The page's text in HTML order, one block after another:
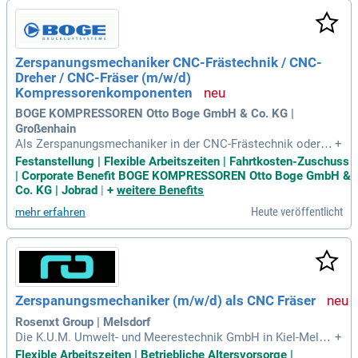
m bieten wir dir eine attraktive Vergütung, einschließlich ein
es garantierten 13. Monatsgehalts. Bewirb dich jetzt und sta
rte deine Karriere bei uns!
Zerspanungsmechaniker CNC-Frästechnik / CNC-
Dreher / CNC-Fräser (m/w/d)
Kompressorenkomponenten
BOGE KOMPRESSOREN Otto Boge GmbH & Co. KG |
Großenhain
Als Zerspanungsmechaniker in der CNC-Frästechnik oder al
s CNC-Dreher tragen Sie entscheidend zur Produktion hoch
wertiger Kompressorenkomponenten bei. In Ihrer modernen,
automatisierten Fertigungsumgebung bringen Sie Ihre Techn
Steuerung und Überwachung komplexer Zerspanungsprozes
se stellen Sie höchste Qualitätsstandards sicher. Selbststä
ndig richten Sie CNC-Maschinen ein und optimieren den Ma
schinenbetrieb durch regelmäßige Wartung. Zudem verantw
orten Sie die Qualitätssicherung, indem Sie Bauteile durch p
räzises Messen auf der 3D-Koordinatenmessmaschine prüf
en. Ihr Werkzeugmanagement sorgt für maximale Einsatzbe
reitschaft der Maschinen und trägt zur Effizienz des gesamt
en Fertigungsprozesses bei.
+
Festanstellung | Flexible Arbeitszeiten | Fahrtkosten-Zuschuss
| Corporate Benefit BOGE KOMPRESSOREN Otto Boge GmbH &
Co. KG | Jobrad
+ weitere Benefits
mehr erfahren Heute veröffentlicht
Zerspanungsmechaniker (m/w/d) als CNC Fräser
Rosenxt Group | Melsdorf
Die K.U.M. Umwelt- und Meerestechnik GmbH in Kiel-Melsd
orf sucht einen Zerspanungsmechaniker (m/w/d) als CNC F
+
Flexible Arbeitszeiten | Betriebliche Altersvorsorge |